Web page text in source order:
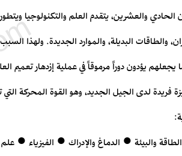
الحادي والعشرين، يتقدم العلم والتكنولوجيا
والطاقات البديلة، والموارد الجديدة.
يؤدون دوراً مرموقاً في عملية إزدهار تعميم
والبيئة ● الدماغ والإدراك ● الفيزياء ●